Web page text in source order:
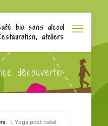
bio sans alcool
ateliers
découverte
Yoga post natal